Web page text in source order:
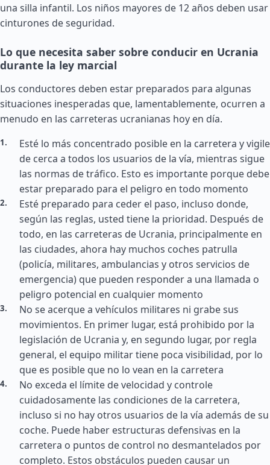
una silla infantil. Los niños mayores de 12 años deben usar
cinturones de seguridad.
Lo que necesita saber sobre conducir en Ucrania
durante la ley marcial
Los conductores deben estar preparados para algunas
situaciones inesperadas que, lamentablemente, ocurren a
menudo en las carreteras ucranianas hoy en día.
Esté lo más concentrado posible en la carretera y vigile
de cerca a todos los usuarios de la vía, mientras sigue
las normas de tráfico. Esto es importante porque debe
estar preparado para el peligro en todo momento
Esté preparado para ceder el paso, incluso donde,
según las reglas, usted tiene la prioridad. Después de
todo, en las carreteras de Ucrania, principalmente en
las ciudades, ahora hay muchos coches patrulla
(policía, militares, ambulancias y otros servicios de
emergencia) que pueden responder a una llamada o
peligro potencial en cualquier momento
No se acerque a vehículos militares ni grabe sus
movimientos. En primer lugar, está prohibido por la
legislación de Ucrania y, en segundo lugar, por regla
general, el equipo militar tiene poca visibilidad, por lo
que es posible que no lo vean en la carretera
No exceda el límite de velocidad y controle
cuidadosamente las condiciones de la carretera,
incluso si no hay otros usuarios de la vía además de su
coche. Puede haber estructuras defensivas en la
carretera o puntos de control no desmantelados por
completo. Estos obstáculos pueden causar un